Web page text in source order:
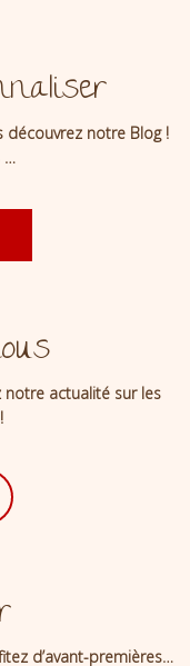
découvrez notre Blog !
…
notre actualité sur les
d’avant-premières…